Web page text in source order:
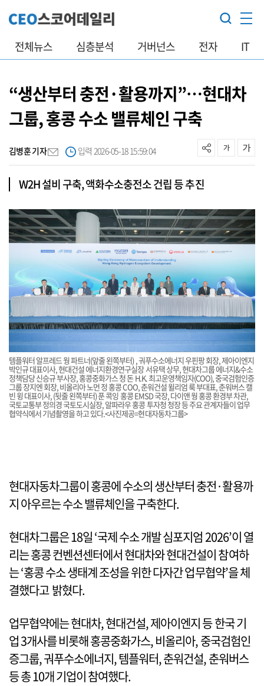
전체뉴스 심층분석 거버넌스 전자 IT
“생산부터 충전·활용까지”…현대차
그룹, 홍콩 수소 밸류체인 구축
김병훈 기자 입력 2026-05-18 15:59:04
W2H 설비 구축, 액화수소충전소 건립 등 추진
템플워터 알프레드 웡 파트너(앞줄 왼쪽부터) , 궈푸수소에너지 우핀팡 회장, 제아이엔지
박인규 대표이사, 현대건설 에너지환경연구실장 서유택 상무, 현대차그룹 에너지&수소
정책담당 신승규 부사장, 홍콩중화가스 청 돈 H.K. 최고운영책임자(COO), 중국검험인증
그룹 장지엔 회장, 비올리아 노먼 정 홍콩 COO, 춘워건설 윌리엄 룩 부대표, 춘워버스 캘
빈 윙 대표이사, (뒷줄 왼쪽부터) 푼 콕잉 홍콩 EMSD 국장, 다이앤 웡 홍콩 환경부 차관,
국토교통부 정의경 국토도시실장, 알파라우 홍콩 투자청 청장 등 주요 관계자들이 업무
협약식에서 기념촬영을 하고 있다.<사진제공=현대자동차그룹>
현대자동차그룹이 홍콩에 수소의 생산부터 충전·활용까
지 아우르는 수소 밸류체인을 구축한다.
현대차그룹은 18일 ‘국제 수소 개발 심포지엄 2026’이 열
리는 홍콩 컨벤션센터에서 현대차와 현대건설이 참여하
는 ‘홍콩 수소 생태계 조성을 위한 다자간 업무협약’을 체
결했다고 밝혔다.
업무협약에는 현대차, 현대건설, 제아이엔지 등 한국 기
업 3개사를 비롯해 홍콩중화가스, 비올리아, 중국검험인
증그룹, 궈푸수소에너지, 템플워터, 춘워건설, 춘워버스
등 총 10개 기업이 참여했다.